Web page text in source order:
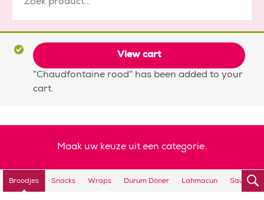
View cart
“Chaudfontaine rood” has been added to your
cart.
Maak uw keuze uit een categorie.
Broodjes Snacks Wraps Durum Döner Lahmacun Sauzen